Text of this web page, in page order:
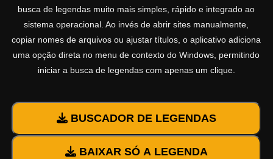
busca de legendas muito mais simples, rápido e integrado ao
sistema operacional. Ao invés de abrir sites manualmente,
copiar nomes de arquivos ou ajustar títulos, o aplicativo adiciona
uma opção direta no menu de contexto do Windows, permitindo
iniciar a busca de legendas com apenas um clique.
BUSCADOR DE LEGENDAS
BAIXAR SÓ A LEGENDA